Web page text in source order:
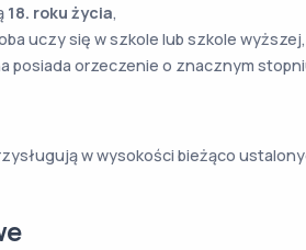
18. roku życia,
uczy się w szkole lub szkole wyższej,
posiada orzeczenie o znacznym
w wysokości bieżąco